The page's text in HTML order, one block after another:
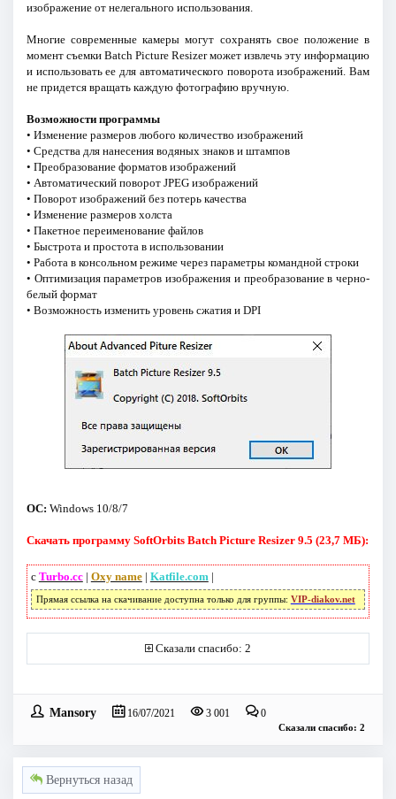
изображение от нелегального использования.
Многие современные камеры могут сохранять свое положение в
момент съемки Batch Picture Resizer может извлечь эту информацию
и использовать ее для автоматического поворота изображений. Вам
не придется вращать каждую фотографию вручную.
Возможности программы
• Изменение размеров любого количество изображений
• Средства для нанесения водяных знаков и штампов
• Преобразование форматов изображений
• Автоматический поворот JPEG изображений
• Поворот изображений без потерь качества
• Изменение размеров холста
• Пакетное переименование файлов
• Быстрота и простота в использовании
• Работа в консольном режиме через параметры командной строки
• Оптимизация параметров изображения и преобразование в черно-
белый формат
• Возможность изменить уровень сжатия и DPI
ОС: Windows 10/8/7
Скачать программу SoftOrbits Batch Picture Resizer 9.5 (23,7 МБ):
с Turbo.cc| Oxy name| Katfile.com|
Прямая ссылка на скачивание доступна только для группы: VIP-diakov.net
Сказали спасибо: 2
Mansory 16/07/2021 3 001 0
Сказали спасибо: 2
Вернуться назад